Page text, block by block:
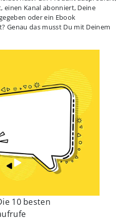
einen Kanal abonniert, Deine
oder ein Ebook
Genau das musst Du mit Deinem
10 besten